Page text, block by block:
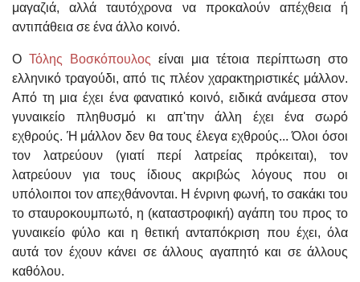
μαγαζιά, αλλά ταυτόχρονα να προκαλούν απέχθεια ή
αντιπάθεια σε ένα άλλο κοινό.
Ο Τόλης Βοσκόπουλος είναι μια τέτοια περίπτωση στο
ελληνικό τραγούδι, από τις πλέον χαρακτηριστικές μάλλον.
Από τη μια έχει ένα φανατικό κοινό, ειδικά ανάμεσα στον
γυναικείο πληθυσμό κι απ'την άλλη έχει ένα σωρό
εχθρούς. Ή μάλλον δεν θα τους έλεγα εχθρούς... Όλοι όσοι
τον λατρεύουν (γιατί περί λατρείας πρόκειται), τον
λατρεύουν για τους ίδιους ακριβώς λόγους που οι
υπόλοιποι τον απεχθάνονται. Η ένρινη φωνή, το σακάκι του
το σταυροκουμπωτό, η (καταστροφική) αγάπη του προς το
γυναικείο φύλο και η θετική ανταπόκριση που έχει, όλα
αυτά τον έχουν κάνει σε άλλους αγαπητό και σε άλλους
καθόλου.